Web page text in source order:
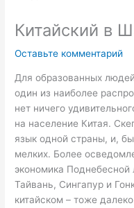
Китайский в
Оставьте комментарий
Для образованных
один из наиболее
нет ничего
на население Китая.
язык одной страны, и,
мелких. Более
экономика
Тайвань, Сингапур и
китайском – тоже